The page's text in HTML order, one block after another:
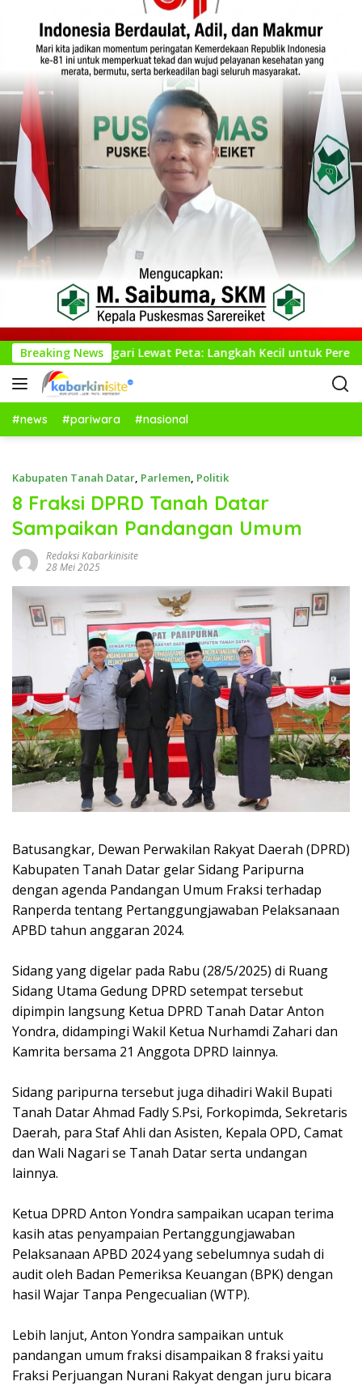
Breaking News
Nagari Lewat Peta: Langkah Kecil untuk Perencanaan yang
#news #pariwara #nasional
Kabupaten Tanah Datar, Parlemen, Politik
8 Fraksi DPRD Tanah Datar
Sampaikan Pandangan Umum
Redaksi Kabarkinisite
28 Mei 2025
Batusangkar, Dewan Perwakilan Rakyat Daerah (DPRD)
Kabupaten Tanah Datar gelar Sidang Paripurna
dengan agenda Pandangan Umum Fraksi terhadap
Ranperda tentang Pertanggungjawaban Pelaksanaan
APBD tahun anggaran 2024.
Sidang yang digelar pada Rabu (28/5/2025) di Ruang
Sidang Utama Gedung DPRD setempat tersebut
dipimpin langsung Ketua DPRD Tanah Datar Anton
Yondra, didampingi Wakil Ketua Nurhamdi Zahari dan
Kamrita bersama 21 Anggota DPRD lainnya.
Sidang paripurna tersebut juga dihadiri Wakil Bupati
Tanah Datar Ahmad Fadly S.Psi, Forkopimda, Sekretaris
Daerah, para Staf Ahli dan Asisten, Kepala OPD, Camat
dan Wali Nagari se Tanah Datar serta undangan
lainnya.
Ketua DPRD Anton Yondra sampaikan ucapan terima
kasih atas penyampaian Pertanggungjawaban
Pelaksanaan APBD 2024 yang sebelumnya sudah di
audit oleh Badan Pemeriksa Keuangan (BPK) dengan
hasil Wajar Tanpa Pengecualian (WTP).
Lebih lanjut, Anton Yondra sampaikan untuk
pandangan umum fraksi disampaikan 8 fraksi yaitu
Fraksi Perjuangan Nurani Rakyat dengan juru bicara